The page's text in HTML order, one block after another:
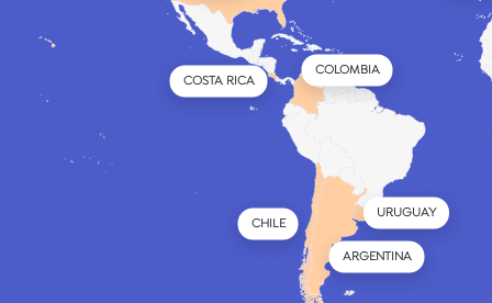
URUGUAY
CHILE
COSTA RICA
ARGENTINA
COLOMBIA